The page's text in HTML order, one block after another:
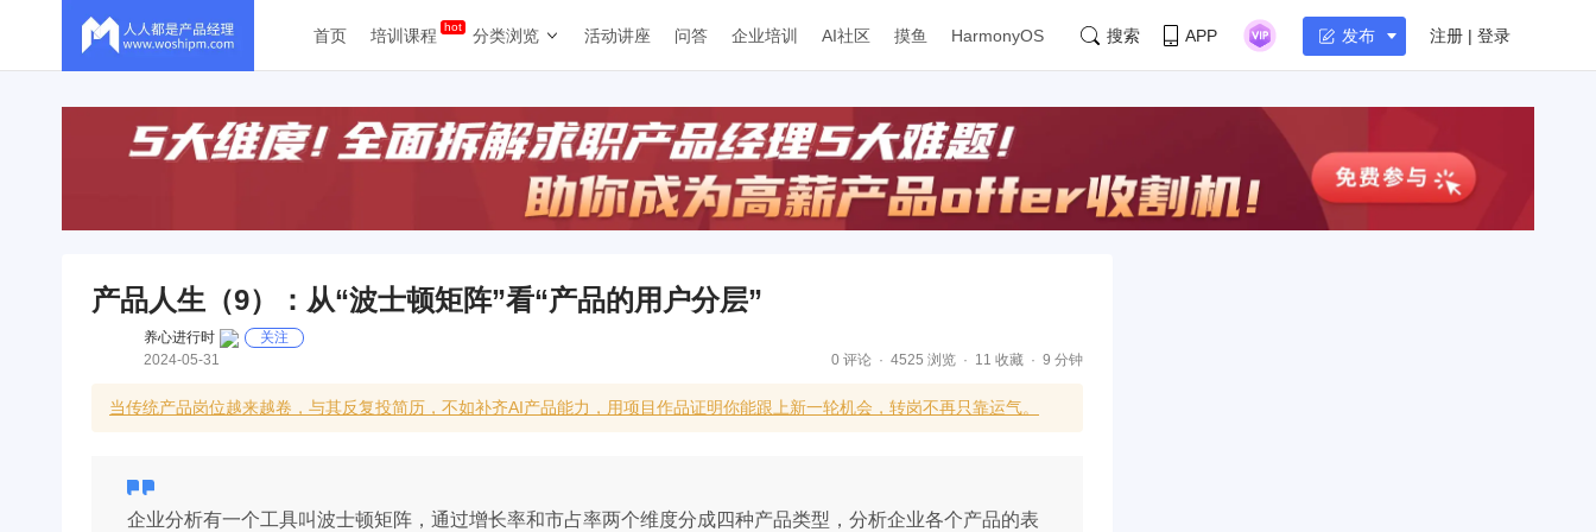
首页 培训课程 分类浏览 活动讲座 问答 企业培训 AI社区 摸鱼 HarmonyOS 搜索 APP 发布 注册 | 登录
产品人生（9）：从“波士顿矩阵”看“产品的用户分层”
养心进行时
关注
2024-05-31
0 评论 4525 浏览 11 收藏 9 分钟
当传统产品岗位越来越卷，与其反复投简历，不如补齐AI产品能力，用项目作品证明你能跟上新一轮机会，转岗不再只靠运气。
企业分析有一个工具叫波士顿矩阵，通过增长率和市占率两个维度分成四种产品类型，分析企业各个产品的表